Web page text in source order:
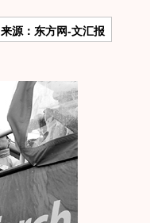
来源：东方网-文汇报